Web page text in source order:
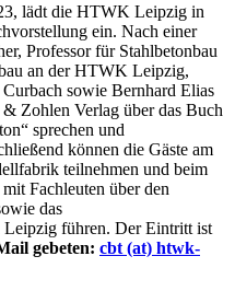
lädt die HTWK Leipzig in
ein. Nach einer
Professor für Stahlbetonbau
an der HTWK Leipzig,
sowie Bernhard Elias
Zohlen Verlag über das Buch
sprechen und
können die Gäste am
teilnehmen und beim
Fachleuten über den
das
führen. Der Eintritt ist
gebeten: cbt (at) htwk-